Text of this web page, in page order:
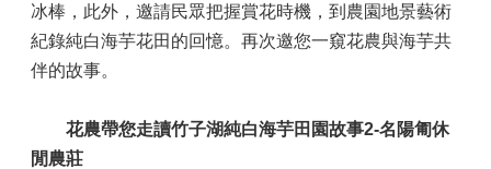
冰棒，此外，邀請民眾把握賞花時機，到農園地景藝術
紀錄純白海芋花田的回憶。再次邀您一窺花農與海芋共
伴的故事。
花農帶您走讀竹子湖純白海芋田園故事2-名陽匍休
閒農莊